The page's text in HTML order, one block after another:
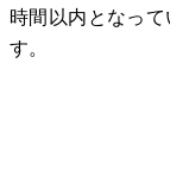
時間以内となっ
す。